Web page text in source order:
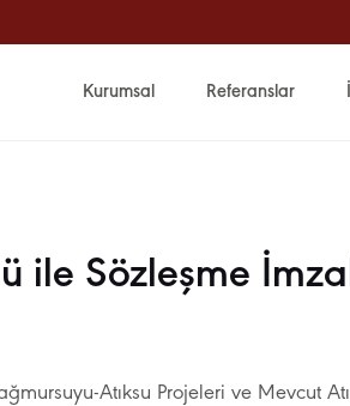
Kurumsal Referanslar
Sözleşme
Atıksu Projeleri ve Mevcut